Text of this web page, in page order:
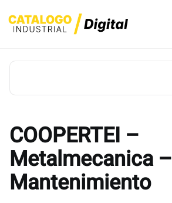
to
COOPERTEI –
Metalmecanica –
Mantenimiento